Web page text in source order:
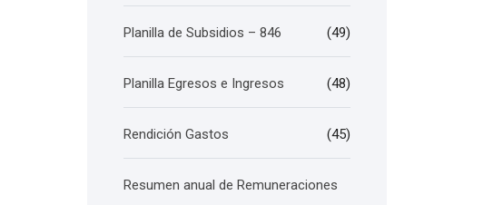
Planilla de Subsidios – 846 (49)
Planilla Egresos e Ingresos (48)
Rendición Gastos (45)
Resumen anual de Remuneraciones